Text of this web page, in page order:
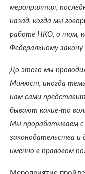
мероприятия,
назад, когда мы
работе НКО, о том,
Федеральному
До этого мы
Минюст, иногда
нам сами
бывают какие-то
Мы прорабатываем с
законодательства
именно в правовом